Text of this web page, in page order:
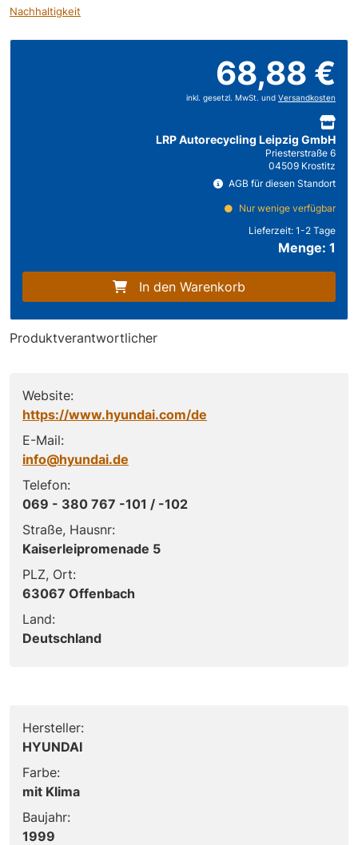
Nachhaltigkeit
68,88 €
inkl. gesetzl. MwSt. und Versandkosten
LRP Autorecycling Leipzig GmbH
Priesterstraße 6
04509 Krostitz
AGB für diesen Standort
Nur wenige verfügbar
Lieferzeit: 1-2 Tage
Menge: 1
In den Warenkorb
Produktverantwortlicher
Website:
https://www.hyundai.com/de
E-Mail:
info@hyundai.de
Telefon:
069 - 380 767 -101 / -102
Straße, Hausnr:
Kaiserleipromenade 5
PLZ, Ort:
63067 Offenbach
Land:
Deutschland
Hersteller:
HYUNDAI
Farbe:
mit Klima
Baujahr:
1999